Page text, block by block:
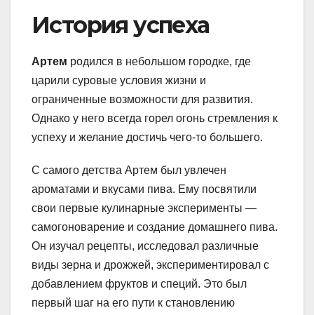
История успеха
Артем родился в небольшом городке, где
царили суровые условия жизни и
ограниченные возможности для развития.
Однако у него всегда горел огонь стремления к
успеху и желание достичь чего-то большего.
С самого детства Артем был увлечен
ароматами и вкусами пива. Ему посвятили
свои первые кулинарные эксперименты —
самогоноварение и создание домашнего пива.
Он изучал рецепты, исследовал различные
виды зерна и дрожжей, экспериментировал с
добавлением фруктов и специй. Это был
первый шаг на его пути к становлению